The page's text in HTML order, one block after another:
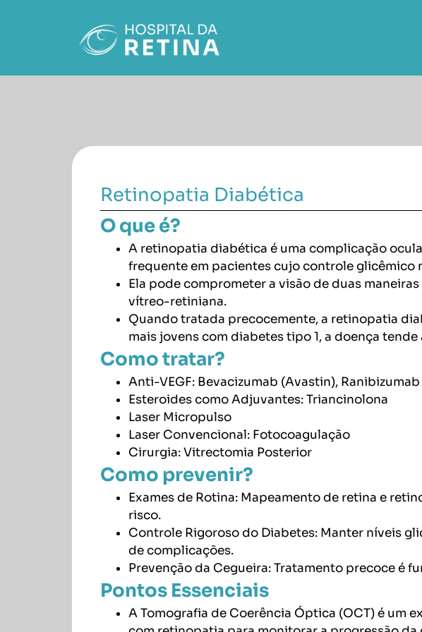
Retinopatia Diabética
O que é?
A retinopatia diabética é uma complicação
frequente em pacientes cujo controle glicêmico
Ela pode comprometer a visão de duas
vítreo-retiniana.
Quando tratada precocemente, a retinopatia
mais jovens com diabetes tipo 1, a doença tende
Como tratar?
Anti-VEGF: Bevacizumab (Avastin),
Esteroides como Adjuvantes: Triancinolona
Laser Micropulso
Laser Convencional: Fotocoagulação
Cirurgia: Vitrectomia Posterior
Como prevenir?
Exames de Rotina: Mapeamento de retina e
risco.
Controle Rigoroso do Diabetes: Manter níveis
de complicações.
Prevenção da Cegueira: Tratamento precoce é
Pontos Essenciais
A Tomografia de Coerência Óptica (OCT) é um